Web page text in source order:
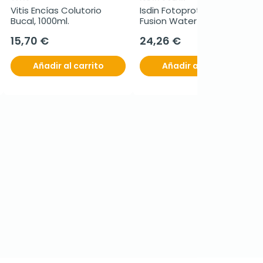
Vitis Encías Colutorio
Bucal, 1000ml.
15,70 €
Añadir al carrito
Isdin Fotoprotector
Fusion Water Magic
24,26 €
Añadir al carrito